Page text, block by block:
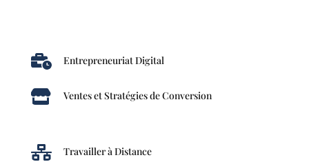
 Entrepreneuriat Digital
 Ventes et Stratégies de Conversion
 Travailler à Distance